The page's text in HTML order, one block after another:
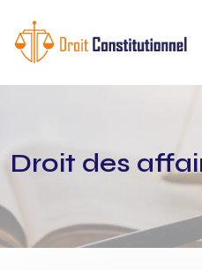
Droit des